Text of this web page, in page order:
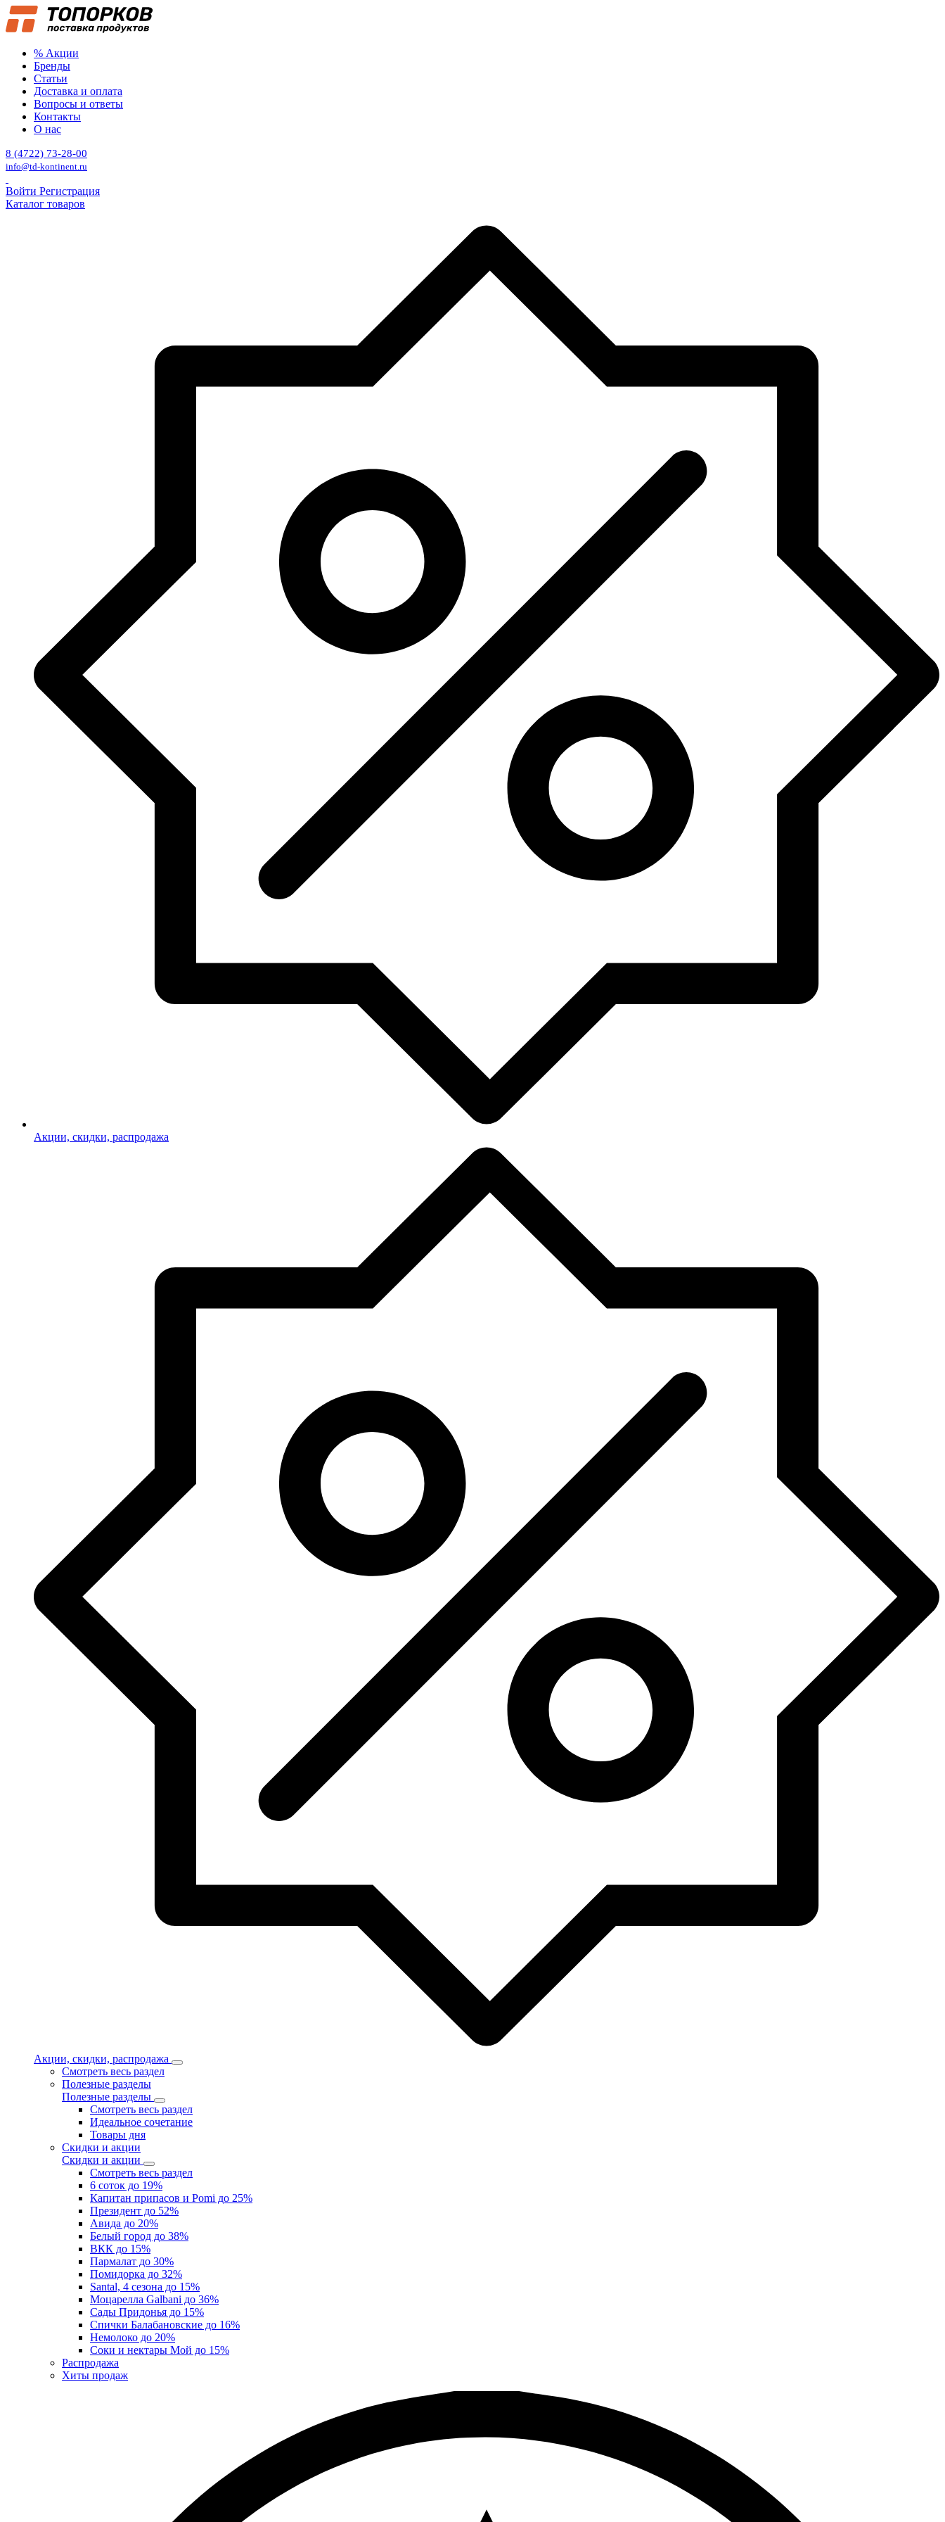
% Акции
Бренды
Статьи
Доставка и оплата
Вопросы и ответы
Контакты
О нас
8 (4722) 73-28-00
info@td-kontinent.ru
Войти Регистрация
Каталог товаров
Акции, скидки, распродажа
Акции, скидки, распродажа
Смотреть весь раздел
Полезные разделы
Полезные разделы
Смотреть весь раздел
Идеальное сочетание
Товары дня
Скидки и акции
Скидки и акции
Смотреть весь раздел
6 соток до 19%
Капитан припасов и Pomi до 25%
Президент до 52%
Авида до 20%
Белый город до 38%
ВКК до 15%
Пармалат до 30%
Помидорка до 32%
Santal, 4 сезона до 15%
Моцарелла Galbani до 36%
Сады Придонья до 15%
Спички Балабановские до 16%
Немолоко до 20%
Соки и нектары Мой до 15%
Распродажа
Хиты продаж